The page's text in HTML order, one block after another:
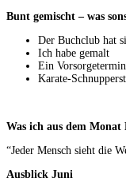
Bunt gemischt – was
Der Buchclub hat
Ich habe gemalt
Ein
Karate-
Was ich aus dem
“Jeder Mensch sieht die
Ausblick Juni